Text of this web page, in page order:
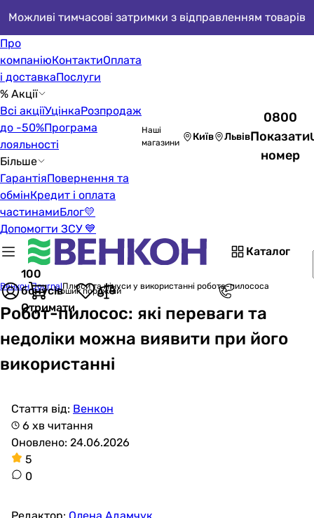
Можливі тимчасові затримки з відправленням товарів
Про
компаніюКонтактиОплата
і доставкаПослуги
% Акції
Всі акціїУцінкаРозпродаж
до -50%Програма
лояльності
Більше
ГарантіяПовернення та
обмінКредит і оплата
частинамиБлог💛
Допомогти ЗСУ 💙
Наші
магазини
Київ Львів
0800
Показати
номер
Каталог
100
бонусів
Отримати
Кошик порожній
Венкон JournalПлюси та мінуси у використанні робота-пилососа
Робот-пилосос: які переваги та
недоліки можна виявити при його
використанні
Стаття від: Венкон
6 хв читання
Оновлено: 24.06.2026
5
0